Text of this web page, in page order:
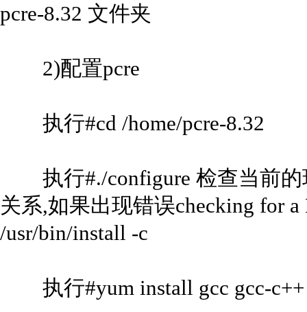
pcre-8.32 文件夹
2)配置pcre
执行#cd /home/pcre-8.32
执行#./configure 检查当前的
关系,如果出现错误checking for
/usr/bin/install -c
执行#yum install gcc gcc-c++